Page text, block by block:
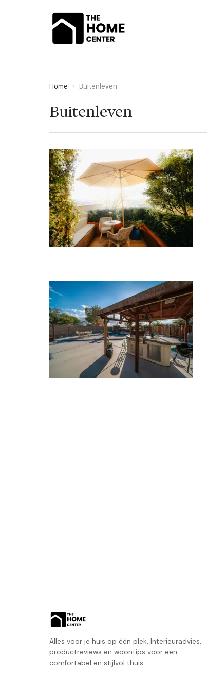
Home › Buitenleven
Buitenleven
Alles voor je huis op één plek. Interieuradvies,
productreviews en woontips voor een
comfortabel en stijlvol thuis.